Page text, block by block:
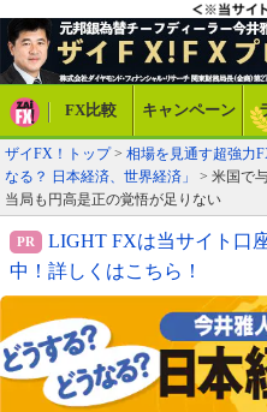
FX比較 キャンペーン
ザイFX！トップ> 相場を見通す超強力
なる？ 日本経済、世界経済」
> 米国で
当局も円高是正の覚悟が足りない
LIGHT FXは当サイト口
中！詳しくはこちら！